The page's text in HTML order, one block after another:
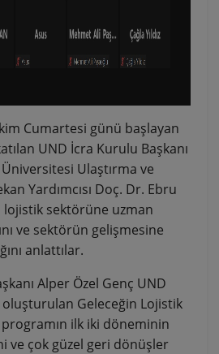
Cumartesi günü başlayan
UND İcra Kurulu Başkanı
Ulaştırma ve
Yardımcısı Doç. Dr. Ebru
sektörüne uzman
ve sektörün gelişmesine
anlattılar.
Alper Özel Genç UND
Geleceğin Lojistik
ilk iki döneminin
ve çok güzel geri dönüşler